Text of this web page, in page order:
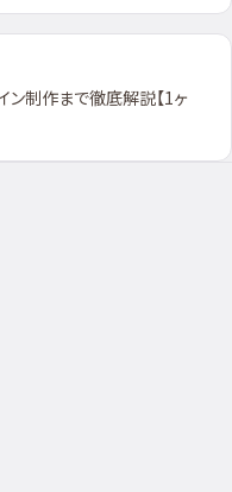
ン制作まで徹底解説【1ヶ